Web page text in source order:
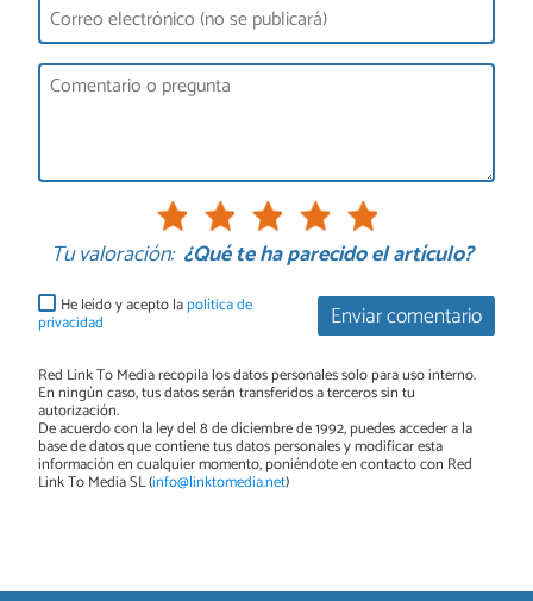
Tu valoración: ¿Qué te ha parecido el artículo?
Enviar comentario
He leído y acepto lapolítica de
privacidad
Red Link To Media recopila los datos personales solo para uso interno.
En ningún caso, tus datos serán transferidos a terceros sin tu
autorización.
De acuerdo con la ley del 8 de diciembre de 1992, puedes acceder a la
base de datos que contiene tus datos personales y modificar esta
información en cualquier momento, poniéndote en contacto con Red
Link To Media SL (info@linktomedia.net)